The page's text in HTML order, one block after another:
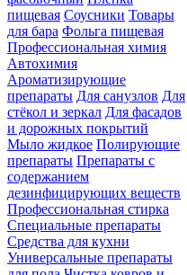
пищевая Соусники Товары
для бара Фольга пищевая
Профессиональная химия
Автохимия
Ароматизирующие
препараты Для санузлов Для
стёкол и зеркал Для фасадов
и дорожных покрытий
Мыло жидкое Полирующие
препараты Препараты с
содержанием
дезинфицирующих веществ
Профессиональная стирка
Специальные препараты
Средства для кухни
Универсальные препараты